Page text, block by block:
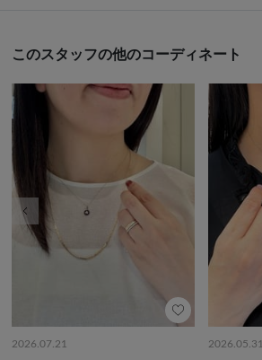
このスタッフの他のコーディネート
2026.07.21 2026.05.31